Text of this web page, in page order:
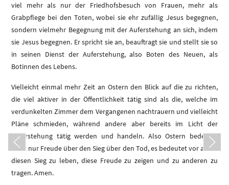
viel mehr als nur der Friedhofsbesuch von Frauen, mehr als
Grabpflege bei den Toten, wobei sie ehr zufällig Jesus begegnen,
sondern vielmehr Begegnung mit der Auferstehung an sich, indem
sie Jesus begegnen. Er spricht sie an, beauftragt sie und stellt sie so
in seinen Dienst der Auferstehung, also Boten des Neuen, als
Botinnen des Lebens.
Vielleicht einmal mehr Zeit an Ostern den Blick auf die zu richten,
die viel aktiver in der Öffentlichkeit tätig sind als die, welche im
verdunkelten Zimmer dem Vergangenen nachtrauern und vielleicht
Pläne schmieden, während andere aber bereits im Licht der
Auferstehung tätig werden und handeln. Also Ostern bedeutet
nicht nur Freude über den Sieg über den Tod, es bedeutet vor allem
diesen Sieg zu leben, diese Freude zu zeigen und zu anderen zu
tragen. Amen.